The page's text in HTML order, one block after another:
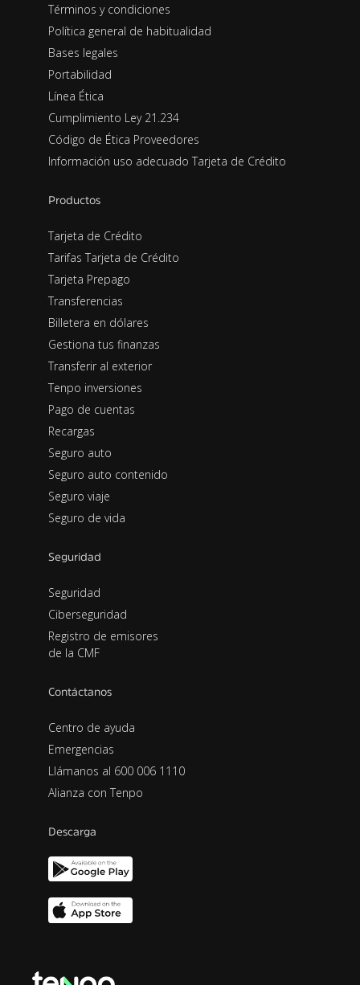
Términos y condiciones
Política general de habitualidad
Bases legales
Portabilidad
Línea Ética
Cumplimiento Ley 21.234
Código de Ética Proveedores
Información uso adecuado Tarjeta de Crédito
Productos
Tarjeta de Crédito
Tarifas Tarjeta de Crédito
Tarjeta Prepago
Transferencias
Billetera en dólares
Gestiona tus finanzas
Transferir al exterior
Tenpo inversiones
Pago de cuentas
Recargas
Seguro auto
Seguro auto contenido
Seguro viaje
Seguro de vida
Seguridad
Seguridad
Ciberseguridad
Registro de emisores
de la CMF
Contáctanos
Centro de ayuda
Emergencias
Llámanos al 600 006 1110
Alianza con Tenpo
Descarga